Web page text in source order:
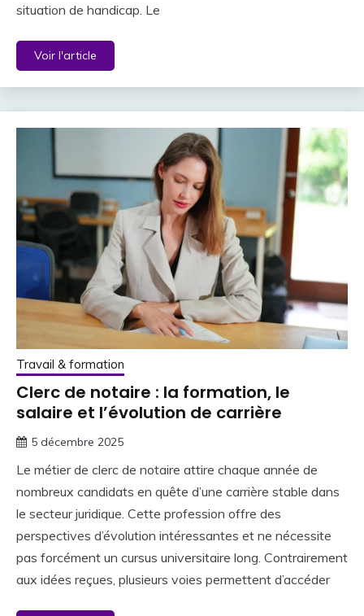
situation de handicap. Le
Voir l'article
Travail & formation
Clerc de notaire : la formation, le
salaire et l’évolution de carrière
5 décembre 2025
Le métier de clerc de notaire attire chaque année de
nombreux candidats en quête d’une carrière stable dans
le secteur juridique. Cette profession offre des
perspectives d’évolution intéressantes et ne nécessite
pas forcément un cursus universitaire long. Contrairement
aux idées reçues, plusieurs voies permettent d’accéder